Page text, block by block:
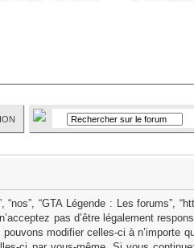
“GTA Légende : Les forums”,
pas d’être légalement
modifier celles-ci à n’importe